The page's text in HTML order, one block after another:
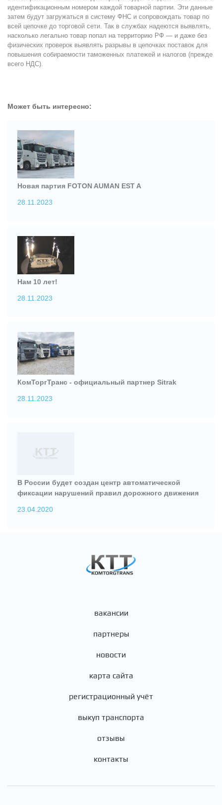
идентификационным номером каждой товарной партии. Эти данные
затем будут загружаться в систему ФНС и сопровождать товар по
всей цепочке до торговой сети. Так в службах надеются выявлять,
насколько легально товар попал на территорию РФ — и даже без
физических проверок выявлять разрывы в цепочках поставок для
повышения собираемости таможенных платежей и налогов (прежде
всего НДС).
Может быть интересно:
Новая партия FOTON AUMAN EST A
28.11.2023
Нам 10 лет!
28.11.2023
КомТоргТранс - официальный партнер Sitrak
28.11.2023
В России будет создан центр автоматической
фиксации нарушений правил дорожного движения
23.04.2020
вакансии
партнеры
новости
карта сайта
регистрационный учёт
выкуп транспорта
отзывы
контакты